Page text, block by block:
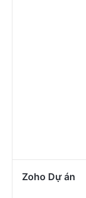
Zoho Dự án